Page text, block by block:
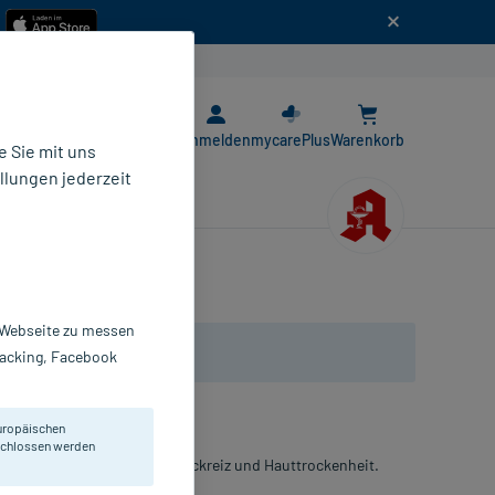
AnmeldenmycarePlusWarenkorb
Hauterkrankungen mit Juckreiz und Hauttrockenheit.
Sie mit uns
jederzeit
zu messen
Facebook
werden